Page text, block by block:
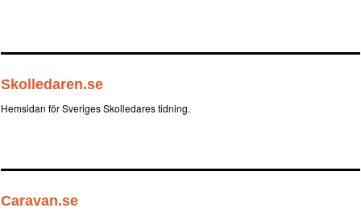
Skolledaren.se
Hemsidan för Sveriges Skolledares tidning.
Caravan.se